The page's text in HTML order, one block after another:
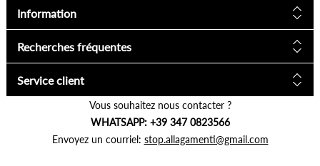
Information
Recherches fréquentes
Service client
Vous souhaitez nous contacter ?
WHATSAPP: +39 347 0823566
Envoyez un courriel: stop.allagamenti@gmail.com